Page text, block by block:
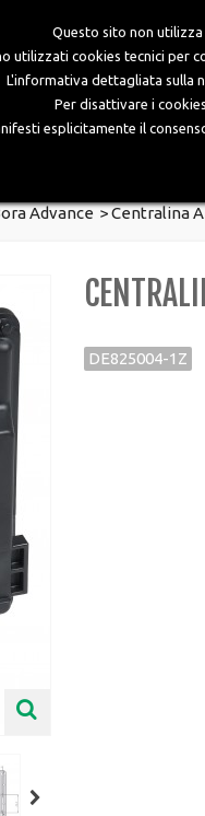
Questo sito non
utilizzati cookies tecnici per
L'informativa dettagliata sulla
Per disattivare i
esplicitamente il
Advance >Centralina
DE825004-1Z